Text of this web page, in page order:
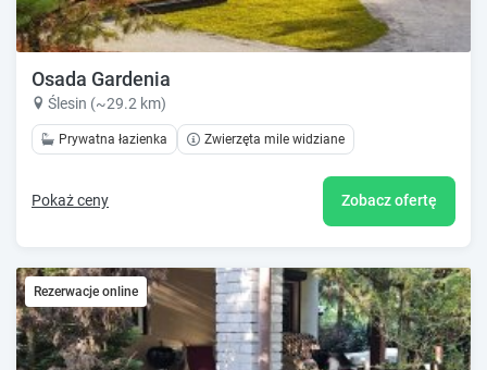
Osada Gardenia
Ślesin (~29.2 km)
Prywatna łazienka Zwierzęta mile widziane
Pokaż ceny Zobacz ofertę
Rezerwacje online